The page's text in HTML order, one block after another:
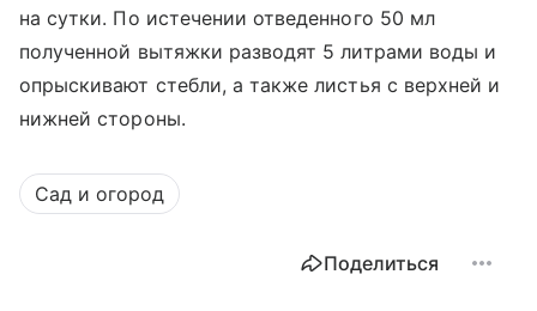
на сутки. По истечении отведенного 50 мл
полученной вытяжки разводят 5 литрами воды и
опрыскивают стебли, а также листья с верхней и
нижней стороны.
Сад и огород
Поделиться